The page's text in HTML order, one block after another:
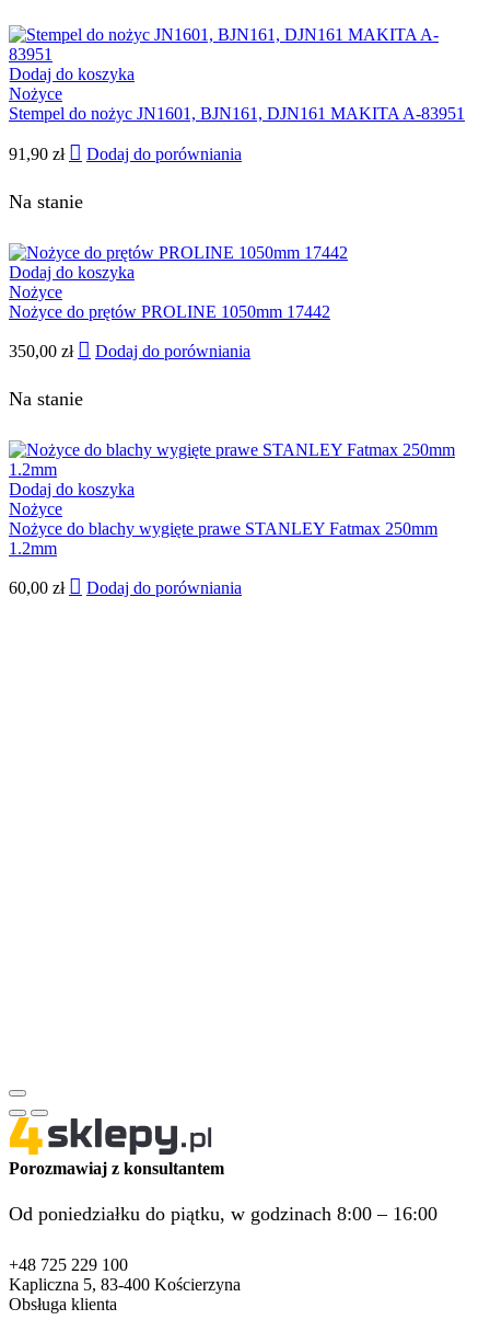
Dodaj do koszyka
Nożyce
Stempel do nożyc JN1601, BJN161, DJN161 MAKITA A-83951
91,90 zł Dodaj do porówniania
Na stanie
Dodaj do koszyka
Nożyce
Nożyce do prętów PROLINE 1050mm 17442
350,00 zł Dodaj do porówniania
Na stanie
Dodaj do koszyka
Nożyce
Nożyce do blachy wygięte prawe STANLEY Fatmax 250mm
1.2mm
60,00 zł Dodaj do porówniania
Porozmawiaj z konsultantem
Od poniedziałku do piątku, w godzinach 8:00 – 16:00
+48 725 229 100
Kapliczna 5, 83-400 Kościerzyna
Obsługa klienta